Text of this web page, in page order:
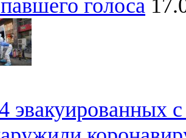
голоса
эвакуированных